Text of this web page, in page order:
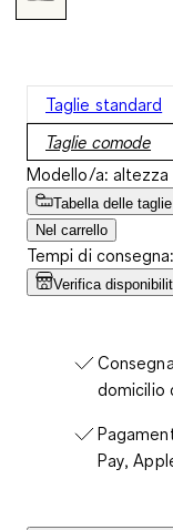
Taglie standard
Taglie comode
Modello/a: altezza
Tabella delle taglie
Nel carrello
Tempi di
Verifica
domicilio
Pay,